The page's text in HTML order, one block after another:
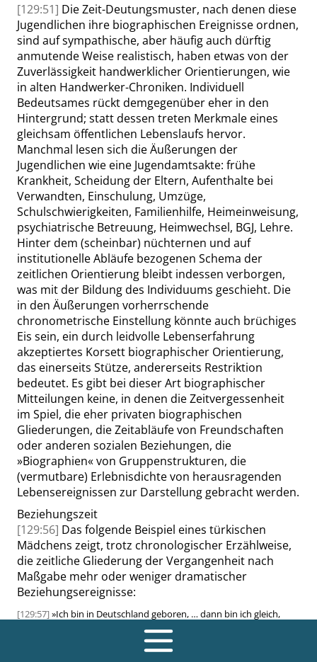
[129:51] Die Zeit-Deutungsmuster, nach denen diese
Jugendlichen ihre biographischen Ereignisse ordnen,
sind aufsympathische, aber häufig auch dürftig
anmutende Weise realistisch, haben etwas von der
Zuverlässigkeit handwerklicher Orientierungen, wie
in alten Handwerker-Chroniken. Individuell
Bedeutsames rückt demgegenüber eher in den
Hintergrund; statt dessen treten Merkmale eines
gleichsam öffentlichen Lebenslaufs hervor.
Manchmal lesen sich die Äußerungen der
Jugendlichen wie eine Jugendamtsakte: frühe
Krankheit, Scheidung der Eltern, Aufenthalte bei
Verwandten, Einschulung, Umzüge,
Schulschwierigkeiten, Familienhilfe, Heimeinweisung,
psychiatrische Betreuung, Heimwechsel, BGJ, Lehre.
Hinter dem (scheinbar) nüchternen und auf
institutionelle Abläufe bezogenen Schema der
zeitlichen Orientierung bleibt indessen verborgen,
was mit der Bildung des Individuums geschieht. Die
in den Äußerungen vorherrschende
chronometrische Einstellung könnte auch brüchiges
Eis sein, ein durch leidvolle Lebenserfahrung
akzeptiertes Korsett biographischer Orientierung,
das einerseits Stütze, andererseits Restriktion
bedeutet. Es gibt bei dieser Art biographischer
Mitteilungen keine, in denen die Zeitvergessenheit
im Spiel, die eher privaten biographischen
Gliederungen, die Zeitabläufe von Freundschaften
oder anderen sozialen Beziehungen, die
»Biographien«von Gruppenstrukturen, die
(vermutbare) Erlebnisdichte von herausragenden
Lebensereignissen zur Darstellung gebracht werden.
Beziehungszeit
[129:56] Das folgende Beispiel eines türkischen
Mädchens zeigt, trotz chronologischer Erzählweise,
die zeitliche Gliederung der Vergangenheit nach
Maßgabe mehr oder weniger dramatischer
Beziehungsereignisse:
[129:57]»Ich bin in Deutschland geboren, … dann bin ich gleich,
nachdem ich geboren bin, hat mich meine Mutter nach Türkei
gebracht, bin ich mit meinen Großeltern da aufgewachsen, bis ich